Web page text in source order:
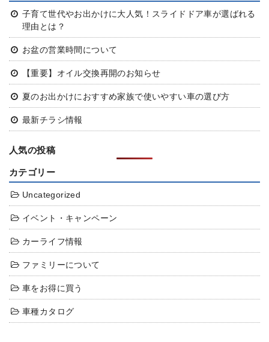
子育て世代やお出かけに大人気！スライドドア車が選ばれる
理由とは？
お盆の営業時間について
【重要】オイル交換再開のお知らせ
夏のお出かけにおすすめ家族で使いやすい車の選び方
最新チラシ情報
人気の投稿
カテゴリー
Uncategorized
イベント・キャンペーン
カーライフ情報
ファミリーについて
車をお得に買う
車種カタログ